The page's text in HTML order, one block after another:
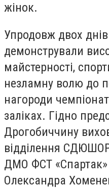
жінок.
Упродовж двох
демонстрували
майстерності,
незламну волю до
нагороди
заліках. Гідно
Дрогобиччину
відділення
ДМО ФСТ «Спартак»
Олександра